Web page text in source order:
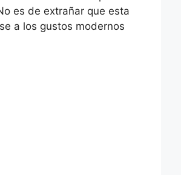
es de extrañar que esta
a los gustos modernos